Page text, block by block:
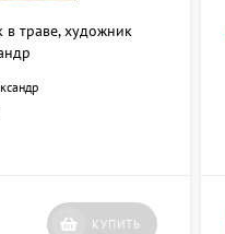
в траве, художник
КУПИТЬ